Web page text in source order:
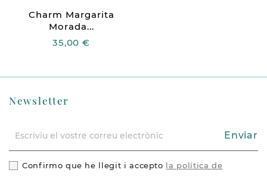
Charm Margarita
Morada...
35,00 €
Newsletter
Enviar
Confirmo que he llegit i accepto la política de